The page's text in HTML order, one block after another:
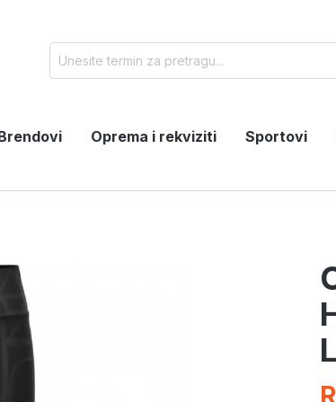
Oprema i rekviziti Sportovi